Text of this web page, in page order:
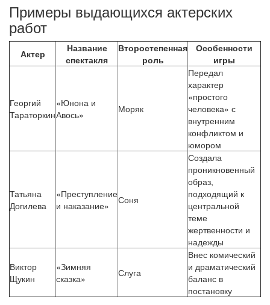
Примеры выдающихся актерских
работ
Актер
Название
спектакля
Второстепенная
роль
Особенности
игры
Георгий
Тараторкин
«Юнона и
Авось»
Моряк
Передал
характер
«простого
человека» с
внутренним
конфликтом и
юмором
Татьяна
Догилева
«Преступление
и наказание»
Соня
Создала
проникновенный
образ,
подходящий к
центральной
теме
жертвенности и
надежды
Виктор
Щукин
«Зимняя
сказка»
Слуга
Внес комический
и драматический
баланс в
постановку